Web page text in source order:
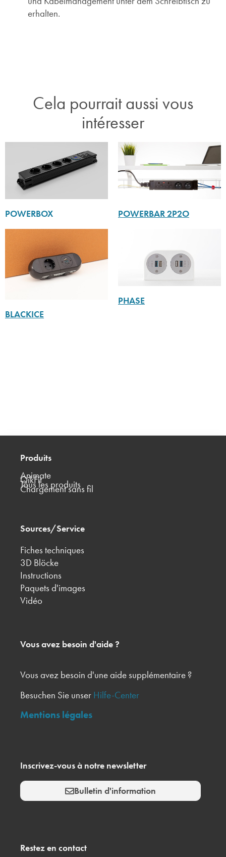
erhalten.
Cela pourrait aussi vous
intéresser
POWERBOX POWERBAR 2P2O
BLACKICE
PHASE
Produits
Animate
QikFit
Tous les produits
Chargement sans fil
Sources/Service
Fiches techniques
3D Blöcke
Instructions
Paquets d'images
Vidéo
Vous avez besoin d'aide ?
Vous avez besoin d'une aide supplémentaire ?
Besuchen Sie unser Hilfe-Center
Mentions légales
Inscrivez-vous à notre newsletter
Bulletin d'information
Restez en contact